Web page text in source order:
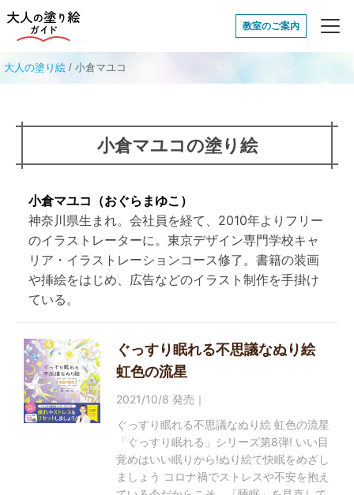
大人の塗り絵ガイド
教室のご案内
大人の塗り絵 / 小倉マユコ
小倉マユコの塗り絵
小倉マユコ（おぐらまゆこ）
神奈川県生まれ。会社員を経て、2010年よりフリー
のイラストレーターに。東京デザイン専門学校キャ
リア・イラストレーションコース修了。書籍の装画
や挿絵をはじめ、広告などのイラスト制作を手掛け
ている。
ぐっすり眠れる不思議なぬり絵
虹色の流星
2021/10/8 発売｜
ぐっすり眠れる不思議なぬり絵 虹色の流星
「ぐっすり眠れる」シリーズ第8弾! いい目
覚めはいい眠りから!ぬり絵で快眠をめざし
ましょう コロナ禍でストレスや不安を抱え